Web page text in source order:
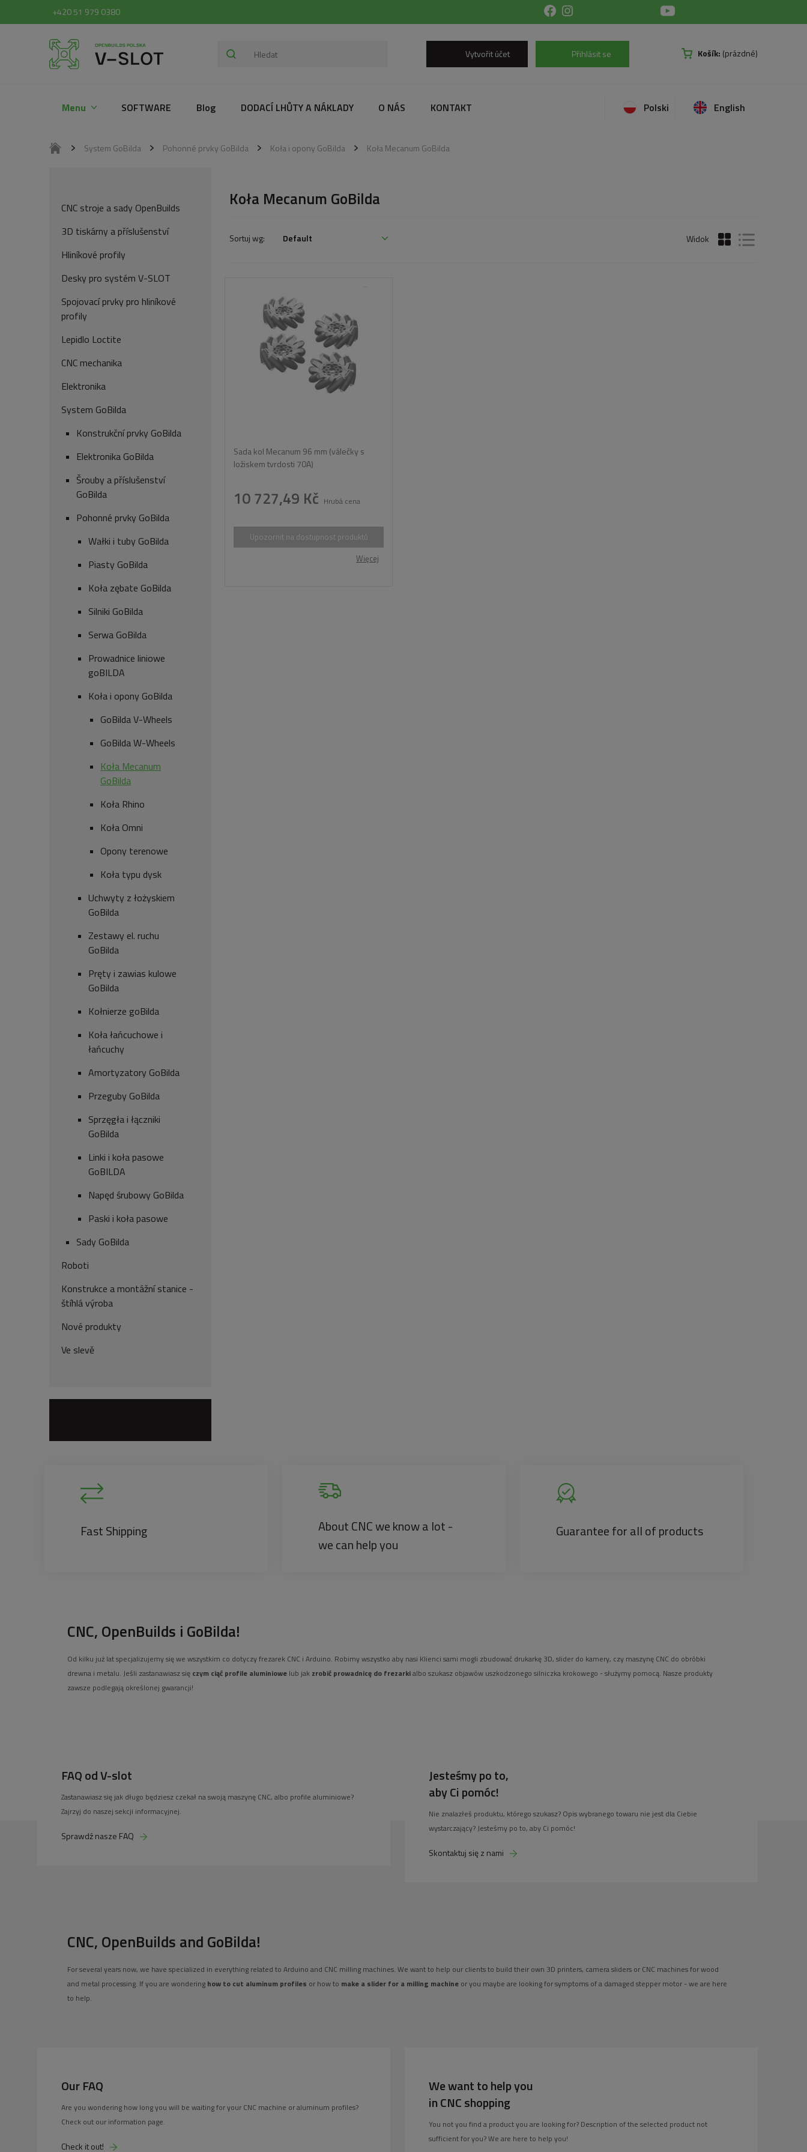
+420 51 979 0380
Košík: (prázdné)
Vytvořit účet Přihlásit se
Menu SOFTWARE Blog DODACÍ LHŮTY A NÁKLADY O NÁS KONTAKT English
Polski
System GoBilda Pohonné prvky GoBilda Koła i opony GoBilda Koła Mecanum GoBilda
CNC stroje a sady OpenBuilds
3D tiskárny a příslušenství
Hliníkové profily
Desky pro systém V-SLOT
Spojovací prvky pro hliníkové
profily
Lepidlo Loctite
CNC mechanika
Elektronika
System GoBilda
Konstrukční prvky GoBilda
Elektronika GoBilda
Šrouby a příslušenství
GoBilda
Pohonné prvky GoBilda
Wałki i tuby GoBilda
Piasty GoBilda
Koła zębate GoBilda
Silniki GoBilda
Serwa GoBilda
Prowadnice liniowe
goBILDA
Koła i opony GoBilda
GoBilda V-Wheels
GoBilda W-Wheels
Koła Mecanum
GoBilda
Koła Rhino
Koła Omni
Opony terenowe
Koła typu dysk
Uchwyty z łożyskiem
GoBilda
Zestawy el. ruchu
GoBilda
Pręty i zawias kulowe
GoBilda
Kołnierze goBilda
Koła łańcuchowe i
łańcuchy
Amortyzatory GoBilda
Przeguby GoBilda
Sprzęgła i łączniki
GoBilda
Linki i koła pasowe
GoBILDA
Napęd śrubowy GoBilda
Paski i koła pasowe
Sady GoBilda
Roboti
Konstrukce a montážní stanice -
štíhlá výroba
Nové produkty
Ve slevě
Koła Mecanum GoBilda
Sada kol Mecanum 96 mm (válečky s
ložiskem tvrdosti 70A)
10 727,49 Kč Hrubá cena
Upozornit na dostupnost produktů
Więcej
Fast Shipping
About CNC we know a lot -
we can help you
Guarantee for all of products
CNC, OpenBuilds i GoBilda!
Od kilku już lat specjalizujemy się we wszystkim co dotyczy frezarek CNC i Arduino. Robimy wszystko aby nasi Klienci sami mogli zbudować drukarkę 3D, slider do kamery, czy maszynę CNC do obróbki
drewna i metalu. Jeśli zastanawiasz się czym ciąć profile aluminiowe lub jak zrobić prowadnicę do frezarkialbo szukasz objawów uszkodzonego silniczka krokowego - służymy pomocą. Nasze produkty
zawsze podlegają określonej gwarancji!
FAQ od V-slot
Zastanawiasz się jak długo będziesz czekał na swoją maszynę CNC, albo profile aluminiowe?
Zajrzyj do naszej sekcji informacyjnej.
Sprawdź nasze FAQ
Jesteśmy po to,
aby Ci pomóc!
Nie znalazłeś produktu, którego szukasz? Opis wybranego towaru nie jest dla Ciebie
wystarczający? Jesteśmy po to, aby Ci pomóc!
Skontaktuj się z nami
CNC, OpenBuilds and GoBilda!
For several years now, we have specialized in everything related to Arduino and CNC milling machines. We want to help our clients to build their own 3D printers, camera sliders or CNC machines for wood
and metal processing. If you are wondering how to cut aluminum profiles or how to make a slider for a milling machine or you maybe are looking for symptoms of a damaged stepper motor - we are here
to help.
Our FAQ
Are you wondering how long you will be waiting for your CNC machine or aluminum profiles?
Check out our information page.
Check it out!
We want to help you
in CNC shopping
You not you find a product you are looking for? Description of the selected product not
sufficient for you? We are here to help you!